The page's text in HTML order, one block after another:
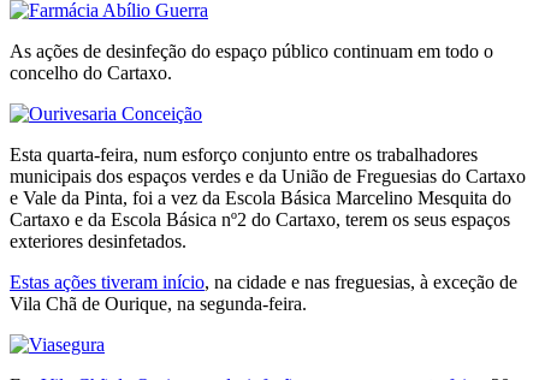
As ações de desinfeção do espaço público continuam em todo o
concelho do Cartaxo.
Esta quarta-feira, num esforço conjunto entre os trabalhadores
municipais dos espaços verdes e da União de Freguesias do Cartaxo
e Vale da Pinta, foi a vez da Escola Básica Marcelino Mesquita do
Cartaxo e da Escola Básica nº2 do Cartaxo, terem os seus espaços
exteriores desinfetados.
Estas ações tiveram início, na cidade e nas freguesias, à exceção de
Vila Chã de Ourique, na segunda-feira.